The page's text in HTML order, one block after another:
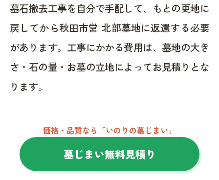
墓石撤去工事を自分で手配して、もとの更地に
戻してから秋田市営 北部墓地に返還する必要
があります。工事にかかる費用は、墓地の大き
さ・石の量・お墓の立地によってお見積りとな
ります。
価格・品質なら「いのりの墓じまい」
墓じまい無料見積り